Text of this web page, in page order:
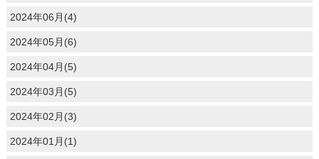
2024年06月(4)
2024年05月(6)
2024年04月(5)
2024年03月(5)
2024年02月(3)
2024年01月(1)